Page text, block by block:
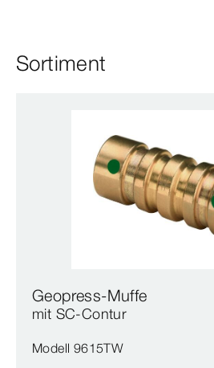
Sortiment
Geopress-Muffe
mit SC‑Contur
Modell 9615TW